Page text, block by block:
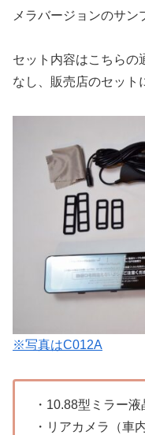
メラバージョンのサン
セット内容はこちらの
なし、販売店のセット
※写真はC012A
・10.88型ミラー液
・リアカメラ（車内